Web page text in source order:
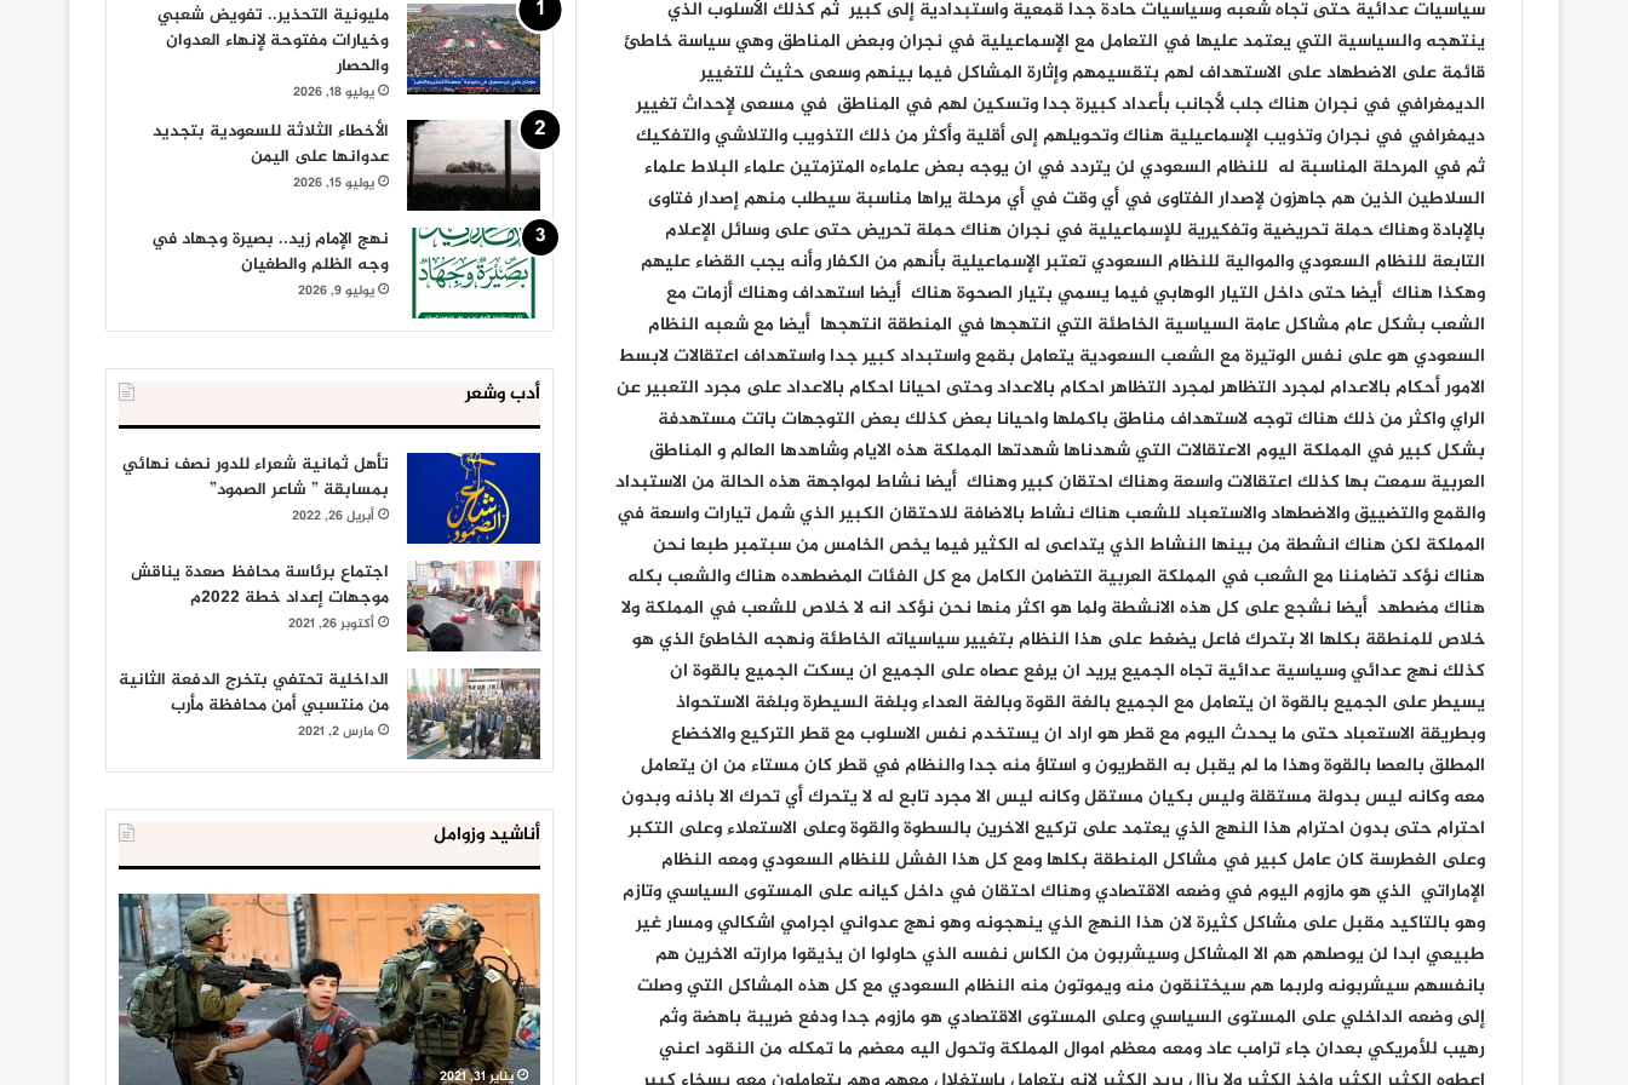
مليونية التحذير.. تفويض شعبي
وخيارات مفتوحة لإنهاء العدوان
والحصار
يوليو 18, 2026
الأخطاء الثلاثة للسعودية بتجديد
عدوانها على اليمن
يوليو 15, 2026
نهج الإمام زيد.. بصيرة وجهاد في
وجه الظلم والطغيان
يوليو 9, 2026
أدب وشعر
تأهل ثمانية شعراء للدور نصف نهائي
بمسابقة ” شاعر الصمود”
أبريل 26, 2022
اجتماع برئاسة محافظ صعدة يناقش
موجهات إعداد خطة 2022م
أكتوبر 26, 2021
الداخلية تحتفي بتخرج الدفعة الثانية
من منتسبي أمن محافظة مأرب
مارس 2, 2021
أناشيد وزوامل
اجتماع
موسع
برئاسة
عضو
السياسي
الأعلى
الزايدي
يناير 10, 2023
اجتماع موسع برئاسة عضو السياسي الأعلى
زامل
||
«
يا
الله
»
العدو
الإسرائيلي
اعتقل
543
طفلا
فلسطينيا
خلال
يناير 31, 2021
الداخلية
المصرية
تعلن
إحباط
‘مخطط
كبير’